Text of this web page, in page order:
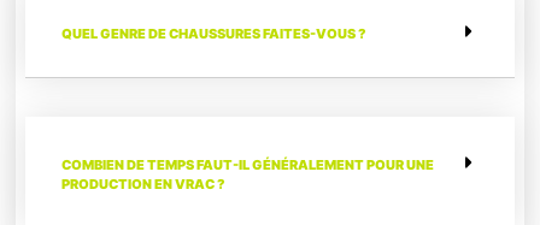
QUEL GENRE DE CHAUSSURES FAITES-VOUS ?
COMBIEN DE TEMPS FAUT-IL GÉNÉRALEMENT POUR UNE
PRODUCTION EN VRAC ?